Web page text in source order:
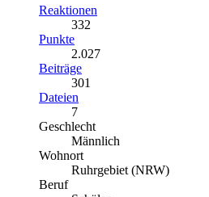
Reaktionen
332
Punkte
2.027
Beiträge
301
Dateien
7
Geschlecht
Männlich
Wohnort
Ruhrgebiet (NRW)
Beruf